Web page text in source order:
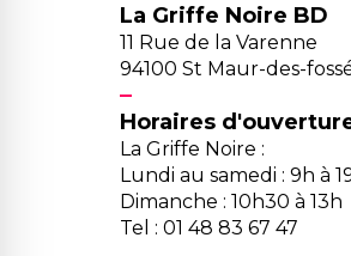
La Griffe Noire BD
11 Rue de la Varenne
94100 St Maur-des-
Horaires
La Griffe Noire :
Lundi au samedi : 9h à
Dimanche : 10h30 à 13h
Tel : 01 48 83 67 47